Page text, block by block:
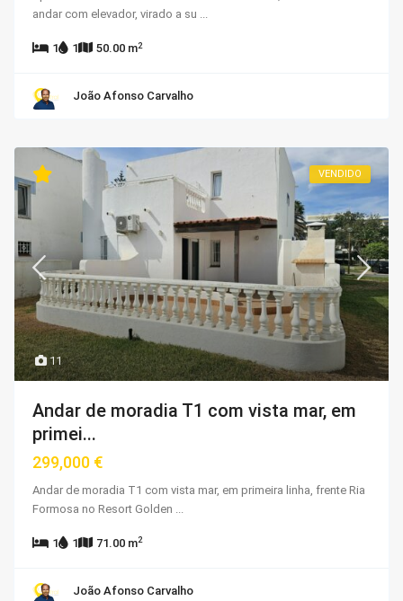
andar com elevador, virado a su ...
1 1 50.00 m2
João Afonso Carvalho
11
VENDIDO
Andar de moradia T1 com vista mar, em
primei...
299,000 €
Andar de moradia T1 com vista mar, em primeira linha, frente Ria
Formosa no Resort Golden ...
1 1 71.00 m2
João Afonso Carvalho